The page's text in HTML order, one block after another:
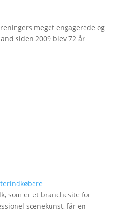
meget engagerede og
siden 2009 blev 72 år
som er et branchesite for
scenekunst, får en